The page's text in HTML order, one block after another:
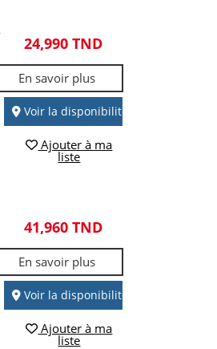
24,990 TND
En savoir plus
Voir la disponibilité
Ajouter à ma
liste
41,960 TND
En savoir plus
Voir la disponibilité
Ajouter à ma
liste